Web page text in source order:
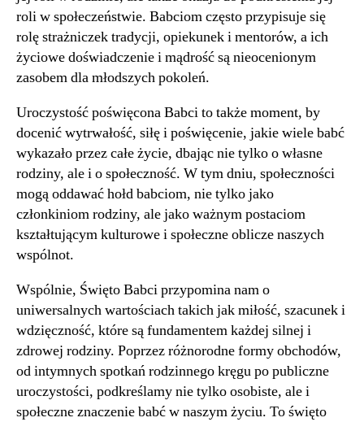
roli w społeczeństwie. Babciom często przypisuje się
rolę strażniczek tradycji, opiekunek i mentorów, a ich
życiowe doświadczenie i mądrość są nieocenionym
zasobem dla młodszych pokoleń.
Uroczystość poświęcona Babci to także moment, by
docenić wytrwałość, siłę i poświęcenie, jakie wiele babć
wykazało przez całe życie, dbając nie tylko o własne
rodziny, ale i o społeczność. W tym dniu, społeczności
mogą oddawać hołd babciom, nie tylko jako
członkiniom rodziny, ale jako ważnym postaciom
kształtującym kulturowe i społeczne oblicze naszych
wspólnot.
Wspólnie, Święto Babci przypomina nam o
uniwersalnych wartościach takich jak miłość, szacunek i
wdzięczność, które są fundamentem każdej silnej i
zdrowej rodziny. Poprzez różnorodne formy obchodów,
od intymnych spotkań rodzinnego kręgu po publiczne
uroczystości, podkreślamy nie tylko osobiste, ale i
społeczne znaczenie babć w naszym życiu. To święto